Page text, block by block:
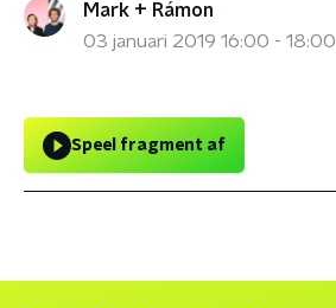
Mark + Rámon
03 januari 2019 16:00 - 18:00
Speel fragment af